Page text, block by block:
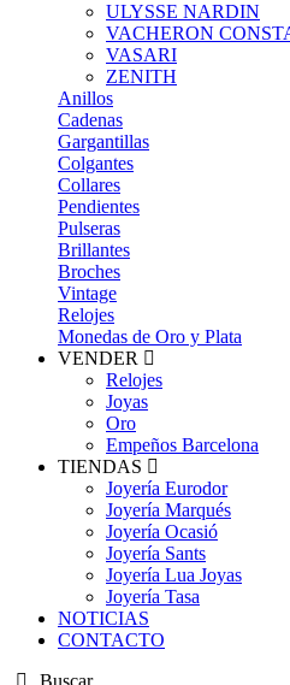
ULYSSE NARDIN
VACHERON
VASARI
ZENITH
Anillos
Cadenas
Gargantillas
Colgantes
Collares
Pendientes
Pulseras
Brillantes
Broches
Vintage
Relojes
Monedas de Oro y Plata
VENDER
Relojes
Joyas
Oro
Empeños Barcelona
TIENDAS
Joyería Eurodor
Joyería Marqués
Joyería Ocasió
Joyería Sants
Joyería Lua Joyas
Joyería Tasa
NOTICIAS
CONTACTO
Buscar